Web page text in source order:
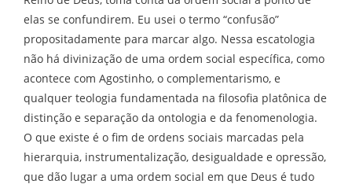
elas se confundirem. Eu usei o termo “confusão”
propositadamente para marcar algo. Nessa escatologia
não há divinização de uma ordem social específica, como
acontece com Agostinho, o complementarismo, e
qualquer teologia fundamentada na filosofia platônica de
distinção e separação da ontologia e da fenomenologia.
O que existe é o fim de ordens sociais marcadas pela
hierarquia, instrumentalização, desigualdade e opressão,
que dão lugar a uma ordem social em que Deus é tudo